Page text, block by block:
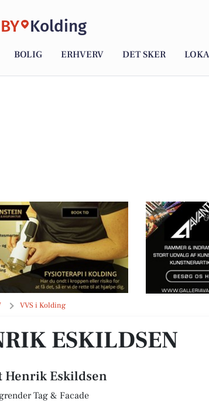
Kolding
BOLIG ERHVERV DET SKER
VVS i Kolding
Eskildsen
ESKILDSEN
Henrik Eskildsen
Tag & Facade